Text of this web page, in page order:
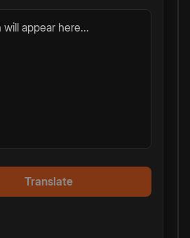
will appear here...
Translate